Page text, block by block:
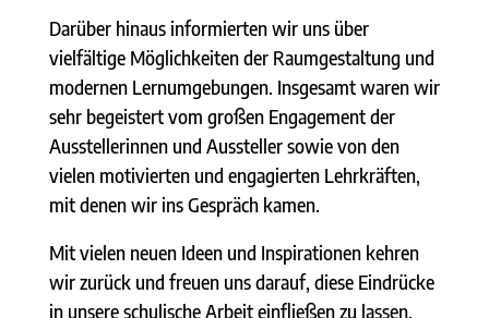
Darüber hinaus informierten wir uns über
vielfältige Möglichkeiten der Raumgestaltung und
modernen Lernumgebungen. Insgesamt waren wir
sehr begeistert vom großen Engagement der
Ausstellerinnen und Aussteller sowie von den
vielen motivierten und engagierten Lehrkräften,
mit denen wir ins Gespräch kamen.
Mit vielen neuen Ideen und Inspirationen kehren
wir zurück und freuen uns darauf, diese Eindrücke
in unsere schulische Arbeit einfließen zu lassen.